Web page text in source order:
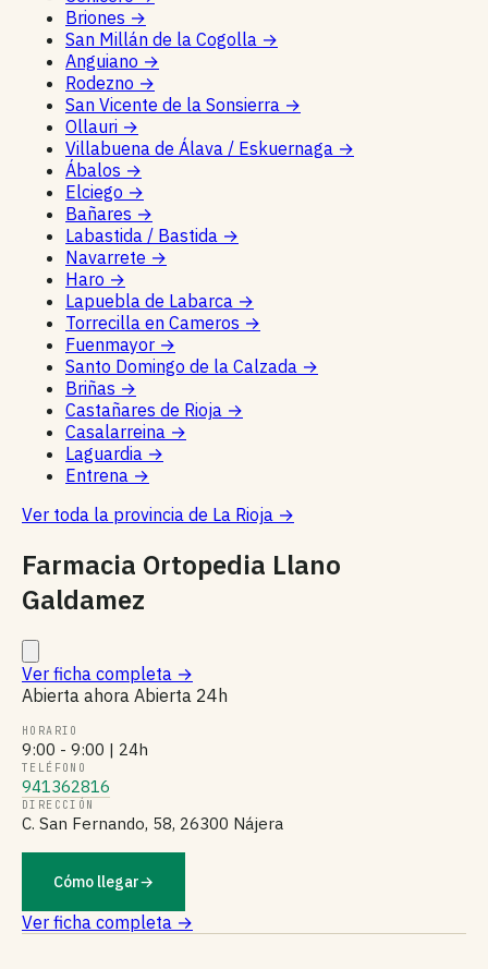
Briones →
San Millán de la Cogolla →
Anguiano →
Rodezno →
San Vicente de la Sonsierra →
Ollauri →
Villabuena de Álava / Eskuernaga →
Ábalos →
Elciego →
Bañares →
Labastida / Bastida →
Navarrete →
Haro →
Lapuebla de Labarca →
Torrecilla en Cameros →
Fuenmayor →
Santo Domingo de la Calzada →
Briñas →
Castañares de Rioja →
Casalarreina →
Laguardia →
Entrena →
Ver toda la provincia de La Rioja →
Farmacia Ortopedia Llano
Galdamez
Ver ficha completa →
Abierta ahora Abierta 24h
HORARIO
9:00 - 9:00 | 24h
TELÉFONO
941362816
DIRECCIÓN
C. San Fernando, 58, 26300 Nájera
Cómo llegar→
Ver ficha completa →